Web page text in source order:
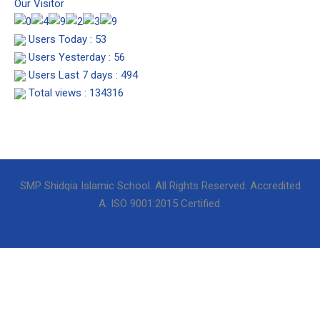
r
a
m
o
k
e
Our Visitor
Users Today : 53
Users Yesterday : 56
Users Last 7 days : 494
Total views : 134316
SMP Shidqia Islamic School. All Rights Reserved. Accredited
A. ISO 9001:2015 Certified.